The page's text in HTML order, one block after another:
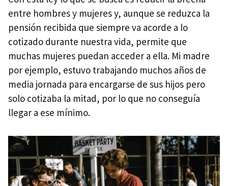
entre hombres y mujeres y, aunque se reduzca la
pensión recibida que siempre va acorde a lo
cotizado durante nuestra vida, permite que
muchas mujeres puedan acceder a ella. Mi madre
por ejemplo, estuvo trabajando muchos años de
media jornada para encargarse de sus hijos pero
solo cotizaba la mitad, por lo que no conseguía
llegar a ese mínimo.